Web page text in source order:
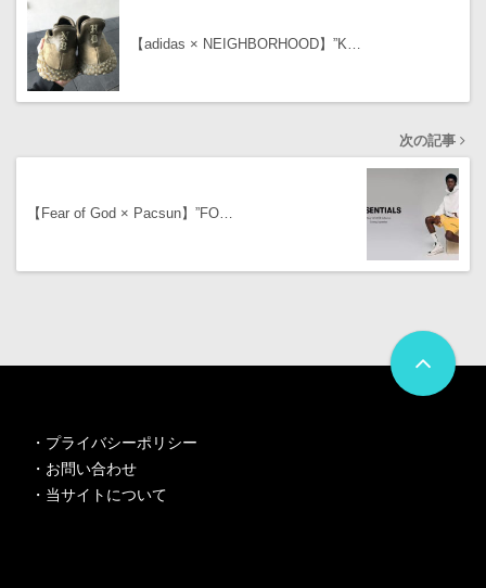
【adidas × NEIGHBORHOOD】”K…
次の記事
【Fear of God × Pacsun】”FO…
・ プライバシーポリシー
・ お問い合わせ
・ 当サイトについて